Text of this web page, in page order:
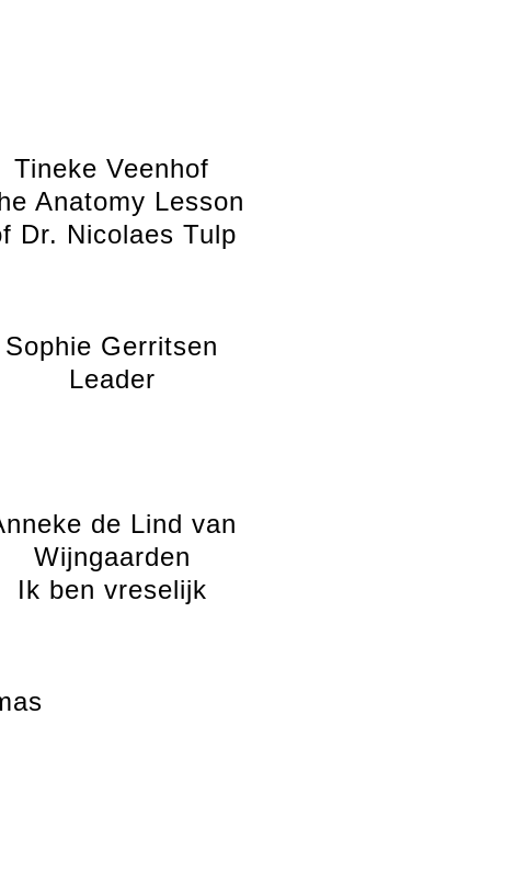
Tineke Veenhof
Anatomy Lesson
Dr. Nicolaes Tulp
Sophie Gerritsen
Leader
de Lind van
Wijngaarden
Ik ben vreselijk